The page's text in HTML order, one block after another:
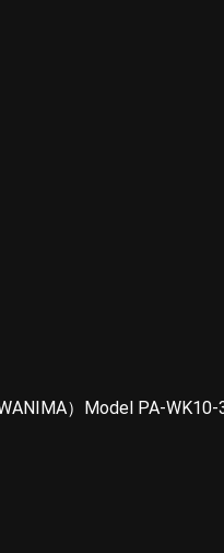
）Model PA-WK10-